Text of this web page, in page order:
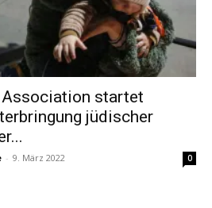
Association startet
jüdischer
- 9. März 2022 0